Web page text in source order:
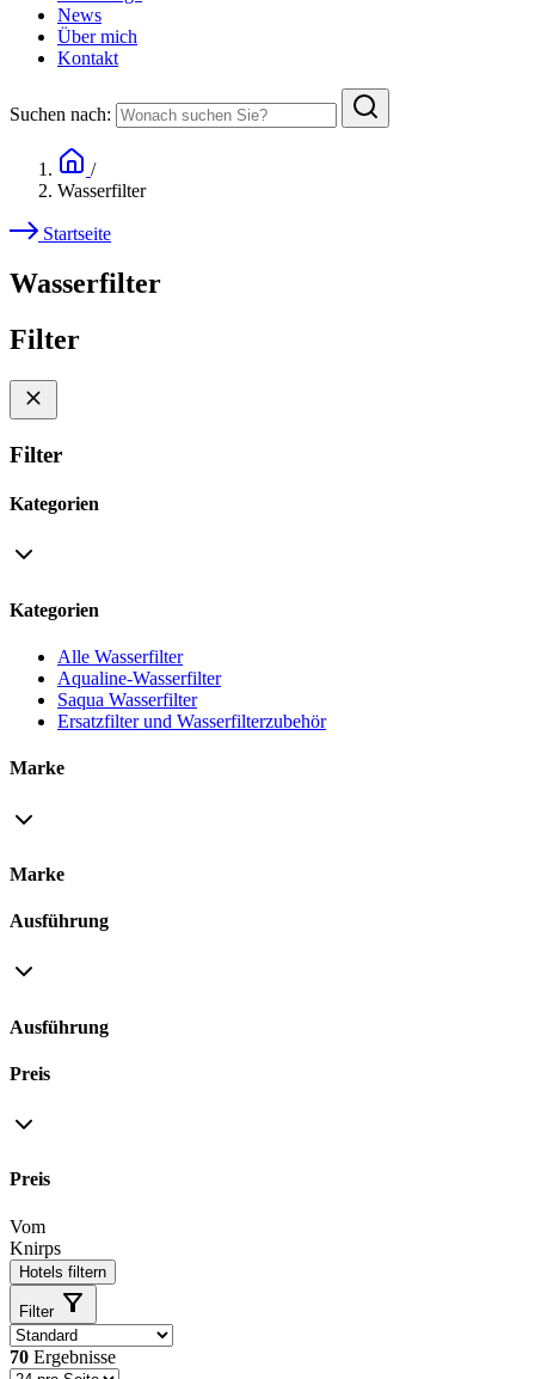
News
Über mich
Kontakt
Suchen nach:
/
Wasserfilter
Startseite
Wasserfilter
Filter
Filter
Kategorien
Kategorien
Alle Wasserfilter
Aqualine-Wasserfilter
Saqua Wasserfilter
Ersatzfilter und Wasserfilterzubehör
Marke
Marke
Ausführung
Ausführung
Preis
Preis
Vom
Knirps
Hotels filtern
Filter
70 Ergebnisse